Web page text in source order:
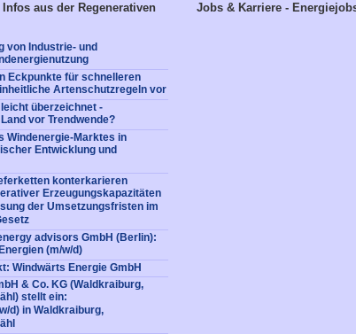
aus der Regenerativen
von Industrie- und
Eckpunkte für schnelleren
Artenschutzregeln vor
überzeichnet -
vor Trendwende?
Windenergie-Marktes in
Entwicklung und
konterkarieren
Erzeugungskapazitäten
der Umsetzungsfristen im
advisors GmbH (Berlin):
(m/w/d)
Windwärts Energie GmbH
& Co. KG (Waldkraiburg,
stellt ein:
d) in Waldkraiburg,
Jobs & Karriere -